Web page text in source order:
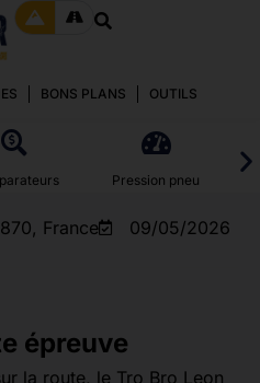
BONS PLANS OUTILS
Pression pneu
France
09/05/2026
épreuve
la route, le Tro Bro Leon